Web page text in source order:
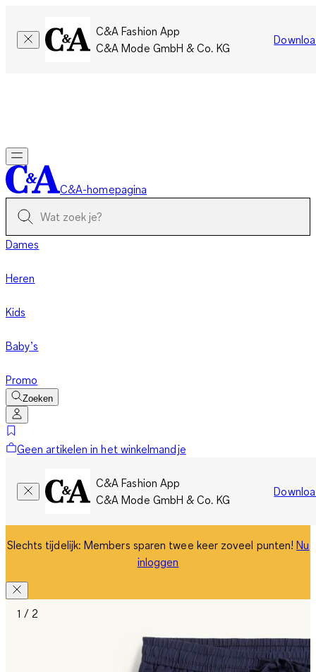
C&A Fashion App
C&A Mode GmbH & Co. KG
C&A-homepagina
Dames
Heren
Kids
Baby’s
Promo
Zoeken
Geen artikelen in het winkelmandje
C&A Fashion App
C&A Mode GmbH & Co. KG
Slechts tijdelijk: Members sparen twee keer zoveel punten!Nu
inloggen
1 / 2